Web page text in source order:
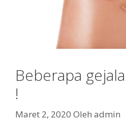
Beberapa
!
Maret 2, 2020 Oleh admin